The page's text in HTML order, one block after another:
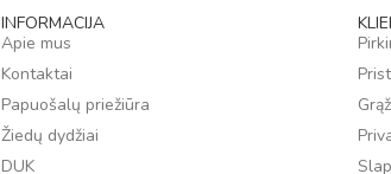
INFORMACIJA
Apie mus
Kontaktai
Papuošalų priežiūra
Žiedų dydžiai
DUK